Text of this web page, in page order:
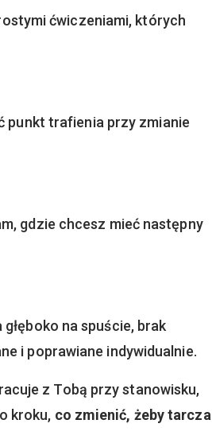
ćwiczeniami, których
punkt trafienia przy zmianie
gdzie chcesz mieć następny
na spuście, brak
i poprawiane indywidualnie.
z Tobą przy stanowisku,
kroku, co zmienić, żeby tarcza